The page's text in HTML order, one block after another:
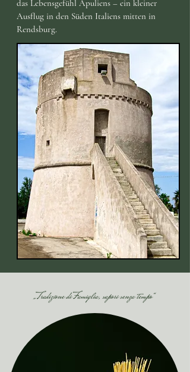
das Lebensgefühl Apuliens – ein kleiner
Ausflug in den Süden Italiens mitten in
Rendsburg.